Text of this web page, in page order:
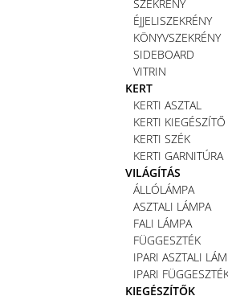
SZEKRÉNY
ÉJJELISZEKRÉNY
KÖNYVSZEKRÉNY
SIDEBOARD
VITRIN
KERT
KERTI ASZTAL
KERTI KIEGÉSZÍTŐ
KERTI SZÉK
KERTI GARNITÚRA
VILÁGÍTÁS
ÁLLÓLÁMPA
ASZTALI LÁMPA
FALI LÁMPA
FÜGGESZTÉK
IPARI ASZTALI
IPARI
KIEGÉSZÍTŐK